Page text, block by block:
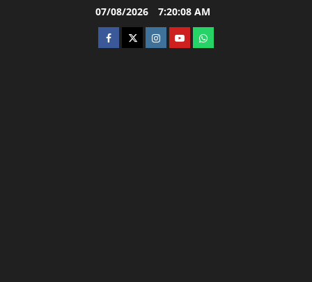
07/08/2026 7:20:09 AM
facebooktwitterinstagram.com
youtubewhatsapp